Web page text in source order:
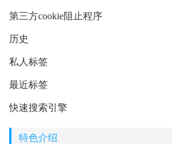
第三方cookie阻止程序
历史
私人标签
最近标签
快速搜索引擎
特色介绍